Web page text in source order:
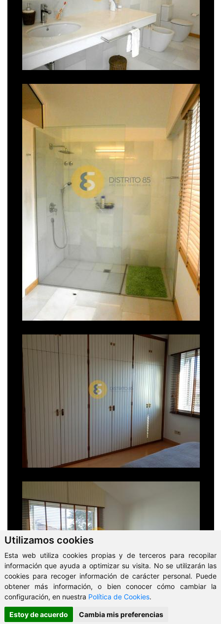
Utilizamos cookies
Esta web utiliza cookies propias y de terceros para recopilar
información que ayuda a optimizar su visita. No se utilizarán las
cookies para recoger información de carácter personal. Puede
obtener más información, o bien conocer cómo cambiar la
configuración, en nuestra Política de Cookies.
Estoy de acuerdo Cambia mis preferencias